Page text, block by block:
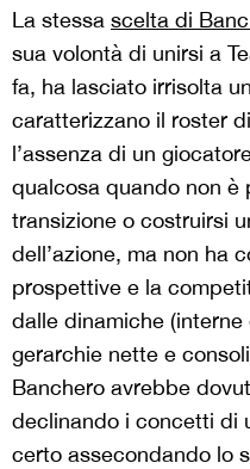
La stessa scelta di
sua volontà di unirsi a
fa, ha lasciato irrisolta
caratterizzano il roster
l’assenza di un
qualcosa quando non è
transizione o costruirsi
dell’azione, ma non ha
prospettive e la
dalle dinamiche
gerarchie nette e
Banchero avrebbe
declinando i concetti di
certo assecondando lo